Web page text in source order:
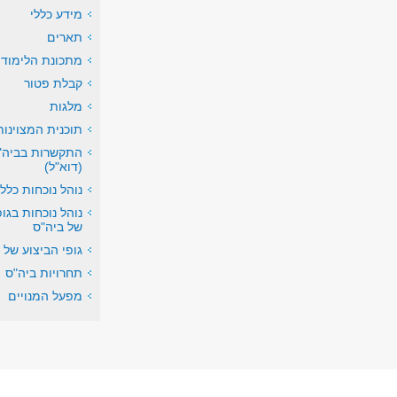
מידע כללי
תארים
מתכונת
קבלת פטור
מלגות
תוכנית
התקשרות
(דוא"ל)
נוהל נוכחות
נוהל נוכחות
של ביה"ס
גופי הביצוע
תחרויות ביה"ס
מפעל המנויים